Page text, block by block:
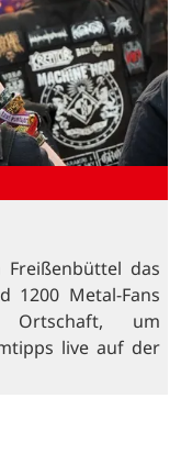
Freißenbüttel das
1200 Metal-Fans
Ortschaft, um
live auf der